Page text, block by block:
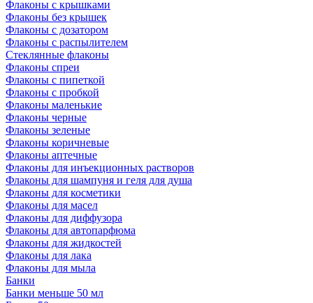
Флаконы с крышками
Флаконы без крышек
Флаконы с дозатором
Флаконы с распылителем
Стеклянные флаконы
Флаконы cпреи
Флаконы с пипеткой
Флаконы с пробкой
Флаконы маленькие
Флаконы черные
Флаконы зеленые
Флаконы коричневые
Флаконы аптечные
Флаконы для инъекционных растворов
Флаконы для шампуня и геля для душа
Флаконы для косметики
Флаконы для масел
Флаконы для диффузора
Флаконы для автопарфюма
Флаконы для жидкостей
Флаконы для лака
Флаконы для мыла
Банки
Банки меньше 50 мл